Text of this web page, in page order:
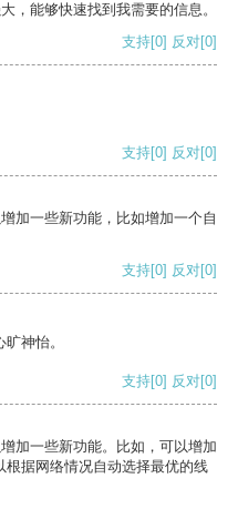
，能够快速找到我需要的信息。
支持[0] 反对[0]
支持[0] 反对[0]
加一些新功能，比如增加一个自
支持[0] 反对[0]
神怡。
支持[0] 反对[0]
加一些新功能。比如，可以增加
据网络情况自动选择最优的线